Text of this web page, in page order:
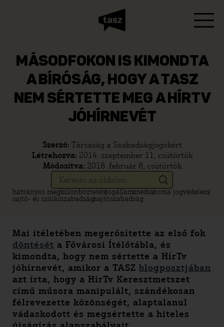
MÁSODFOKON IS KIMONDTA
A BÍRÓSÁG, HOGY A TASZ
NEM SÉRTETTE MEG A HÍRTV
JÓHÍRNEVÉT
Szerző: Társaság a Szabadságjogokért
Létrehozva: 2014. szeptember 11, csütörtök
Módosítva: 2018. február 8, csütörtök
hátrányos megkülönböztetésjogállammédiaroma jogvédelem
sajtó- és szólásszabadságsajtószabadság
Mai ítéletében megerősítette az első fok
döntését a Fővárosi Ítélőtábla, és
kimondta, hogy nem sértette a HírTv
jóhírnevét, amikor a TASZ blogposztjában
azt írta, hogy a HírTv Keresztmetszet
című műsora manipulált, szándékosan
félrevezette közönségét, alaptalanul
vádaskodott és megsértette a hiteles